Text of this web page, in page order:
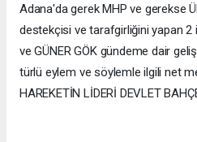
Adana'da gerek MHP ve gerekse
destekçisi ve tarafgirliğini yapan 2
ve GÜNER GÖK gündeme dair
türlü eylem ve söylemle ilgili net
HAREKETİN LİDERİ DEVLET